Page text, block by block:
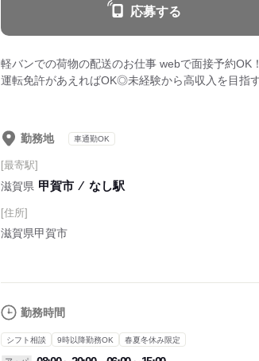
応募する
軽バンでの荷物の配送のお仕事 webで面接予約
運転免許があえればOK◎未経験から高収入を目指
勤務地 車通勤OK
[最寄駅]
滋賀県 甲賀市 ⁄ なし駅
[住所]
滋賀県甲賀市
勤務時間
シフト相談 9時以降勤務OK 春夏冬休み限定